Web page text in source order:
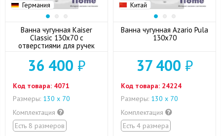
Германия
Ванна чугунная Kaiser
Classic 130х70 с
отверстиями для ручек
36 400 ₽
Код товара: 4071
Размеры: 130 х 70
Комплектация
Есть 8 размеров
Китай
Ванна чугунная Azario Pula
130x70
37 400 ₽
Код товара: 24224
Размеры: 130 х 70
Комплектация
Есть 4 размера